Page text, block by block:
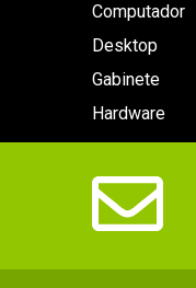
Computador
Desktop
Gabinete
Hardware